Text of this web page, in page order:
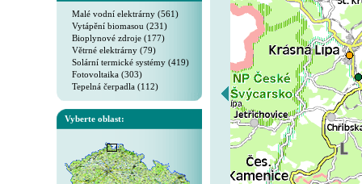
Malé vodní elektrárny (561)
Vytápění biomasou (231)
Bioplynové zdroje (177)
Větrné elektrárny (79)
Solární termické systémy (419)
Fotovoltaika (303)
Tepelná čerpadla (112)
Vyberte oblast: